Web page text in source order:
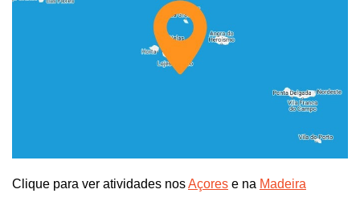
Clique para ver atividades nosAçores e na Madeira